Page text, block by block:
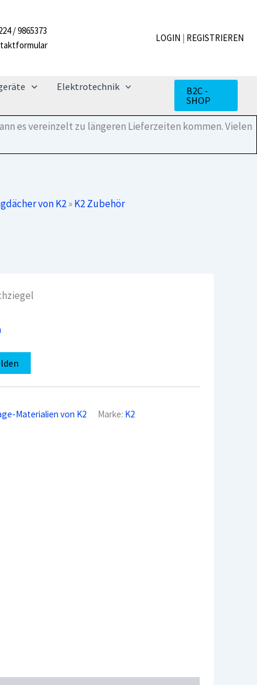
/ 9865373
LOGIN | REGISTRIEREN
Elektrotechnik
B2C -
SHOP
es vereinzelt zu längeren Lieferzeiten kommen. Vielen
von K2»K2 Zubehör
Materialien von K2 Marke: K2